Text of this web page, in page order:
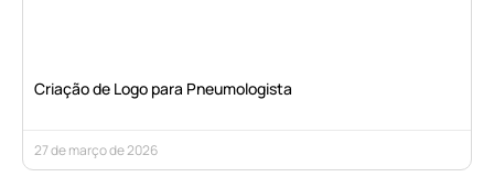
Criação de Logo para Pneumologista
27 de março de 2026